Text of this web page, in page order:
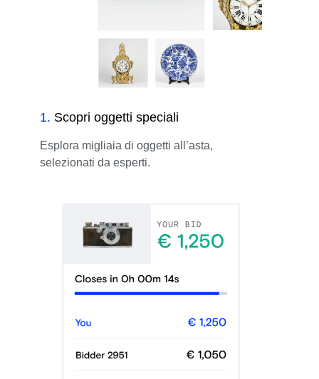
1. Scopri oggetti speciali
Esplora migliaia di oggetti all’asta,
selezionati da esperti.